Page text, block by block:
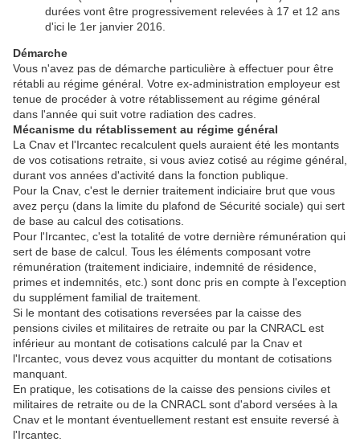
durées vont être progressivement relevées à 17 et 12 ans
d'ici le 1er janvier 2016.
Démarche
Vous n'avez pas de démarche particulière à effectuer pour être
rétabli au régime général. Votre ex-administration employeur est
tenue de procéder à votre rétablissement au régime général
dans l'année qui suit votre radiation des cadres.
Mécanisme du rétablissement au régime général
La Cnav et l'Ircantec recalculent quels auraient été les montants
de vos cotisations retraite, si vous aviez cotisé au régime général,
durant vos années d'activité dans la fonction publique.
Pour la Cnav, c'est le dernier traitement indiciaire brut que vous
avez perçu (dans la limite du plafond de Sécurité sociale) qui sert
de base au calcul des cotisations.
Pour l'Ircantec, c'est la totalité de votre dernière rémunération qui
sert de base de calcul. Tous les éléments composant votre
rémunération (traitement indiciaire, indemnité de résidence,
primes et indemnités, etc.) sont donc pris en compte à l'exception
du supplément familial de traitement.
Si le montant des cotisations reversées par la caisse des
pensions civiles et militaires de retraite ou par la CNRACL est
inférieur au montant de cotisations calculé par la Cnav et
l'Ircantec, vous devez vous acquitter du montant de cotisations
manquant.
En pratique, les cotisations de la caisse des pensions civiles et
militaires de retraite ou de la CNRACL sont d'abord versées à la
Cnav et le montant éventuellement restant est ensuite reversé à
l'Ircantec.